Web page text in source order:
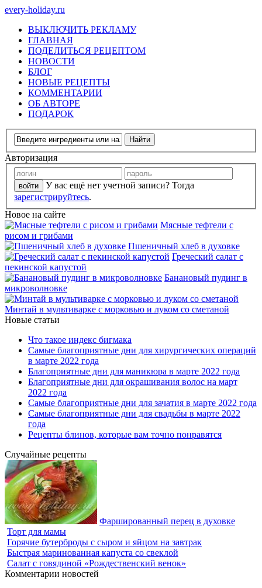
every-holiday.ru
ВЫКЛЮЧИТЬ РЕКЛАМУ
ГЛАВНАЯ
ПОДЕЛИТЬСЯ РЕЦЕПТОМ
НОВОСТИ
БЛОГ
НОВЫЕ РЕЦЕПТЫ
КОММЕНТАРИИ
ОБ АВТОРЕ
ПОДАРОК
Авторизация
У вас ещё нет учетной записи? Тогда
зарегистрируйтесь.
Новое на сайте
Мясные тефтели с
рисом и грибами
Пшеничный хлеб в духовке
Греческий салат с
пекинской капустой
Банановый пудинг в
микроволновке
Минтай в мультиварке с морковью и луком со сметаной
Новые статьи
Что такое индекс бигмака
Самые благоприятные дни для хирургических операций
в марте 2022 года
Благоприятные дни для маникюра в марте 2022 года
Благоприятные дни для окрашивания волос на март
2022 года
Самые благоприятные дни для зачатия в марте 2022 года
Самые благоприятные дни для свадьбы в марте 2022
года
Рецепты блинов, которые вам точно понравятся
Случайные рецепты
Фаршированный перец в духовке
Торт для мамы
Горячие бутерброды с сыром и яйцом на завтрак
Быстрая маринованная капуста со свеклой
Салат с говядиной «Рождественский венок»
Комментарии новостей